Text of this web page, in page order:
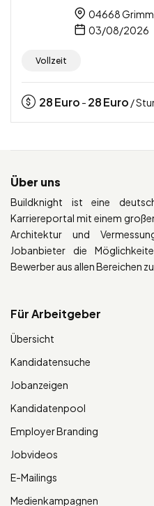
04668
03/08/2026
Vollzeit
28Euro - 28Euro /
Über uns
Buildknight ist eine
Karriereportal mit einem
Architektur und
Jobanbieter die
Bewerber aus allen Bereichen
Für Arbeitgeber
Übersicht
Kandidatensuche
Jobanzeigen
Kandidatenpool
Employer Branding
Jobvideos
E-Mailings
Medienkampagnen